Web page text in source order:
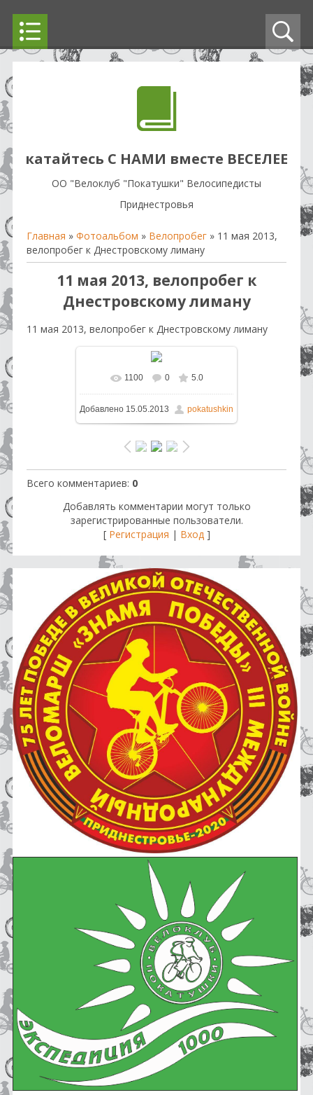
катайтесь С НАМИ вместе ВЕСЕЛЕЕ
OO "Велоклуб "Покатушки" Велосипедисты
Приднестровья
Главная » Фотоальбом » Велопробег » 11 мая 2013,
велопробег к Днестровскому лиману
11 мая 2013, велопробег к
Днестровскому лиману
11 мая 2013, велопробег к Днестровскому лиману
В реальном размере 1331x998
693.6Kb
1100 0 5.0
Добавлено 15.05.2013 pokatushkin
Всего комментариев: 0
Добавлять комментарии могут только
зарегистрированные пользователи.
[ Регистрация | Вход]